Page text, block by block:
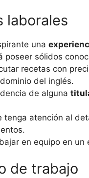
laborales
una
poseer sólidos
recetas con
del inglés.
de alguna
tenga atención al
en equipo en
de trabajo